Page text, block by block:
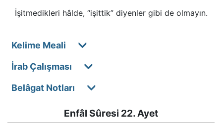
İşitmedikleri hâlde, “işittik” diyenler gibi de olmayın.
Kelime Meali
İrab Çalışması
Belâgat Notları
Enfâl Sûresi 22. Ayet